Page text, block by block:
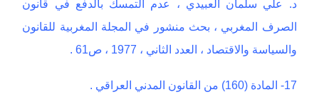
د. علي سلمان العبيدي ، عدم التمسك بالدفع في قانون
الصرف المغربي ، بحث منشور في المجلة المغربية للقانون
والسياسة والاقتصاد ، العدد الثاني ، 1977 ، ص61 .
17- المادة (160) من القانون المدني العراقي .